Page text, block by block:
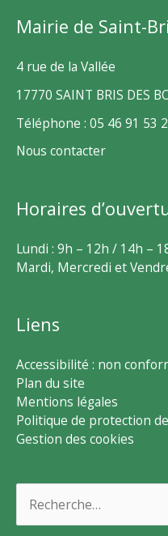
Mairie de Saint-
4 rue de la Vallée
17770 SAINT BRIS DES
Téléphone : 05 46 91 53
Nous contacter
Horaires
Lundi : 9h – 12h / 14h –
Mardi, Mercredi et
Liens
Accessibilité : non
Plan du site
Mentions légales
Politique de protection
Gestion des cookies